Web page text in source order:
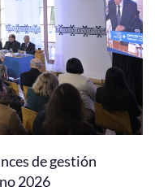
de gestión
2026